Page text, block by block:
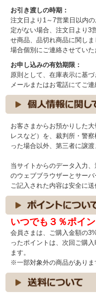
お引き渡しの時期：
注文日より1～7営業日以内
定がない場合、注文日より3
せ商品、品切れ商品に関し
場合個別にご連絡させていた
お申し込みの有効期限：
原則として、在庫表示に基
メールまたはお電話にてご連
お客さまからお預かりした
レスなど）を、裁判所・警
った場合以外、第三者に譲
当サイトからのデータ入力
のウェブブラウザーとサー
ご記入された内容は安全に送
いつでも３％ポイ
会員さまは、ご購入金額の
ったポイントは、次回ご購
ます。
※一部対象外の商品がありま